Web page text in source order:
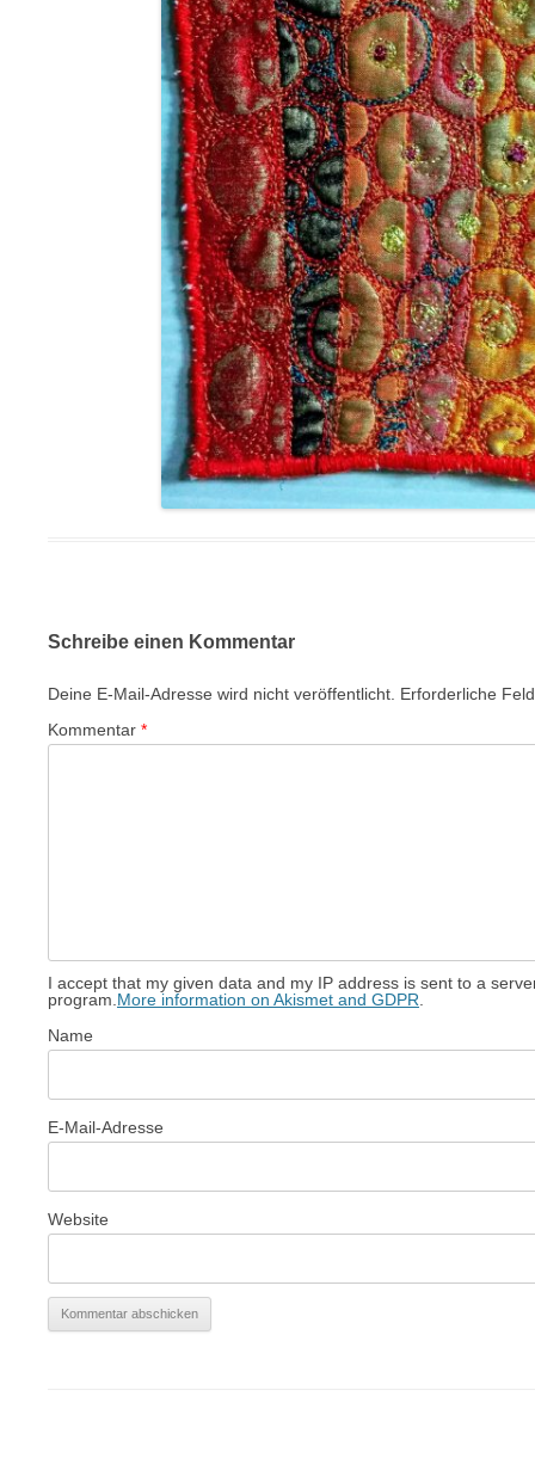
Schreibe einen Kommentar
Deine E-Mail-Adresse wird nicht veröffentlicht. Erforderliche
Kommentar *
I accept that my given data and my IP address is sent to a
program. More information on Akismet and GDPR
Name
E-Mail-Adresse
Website